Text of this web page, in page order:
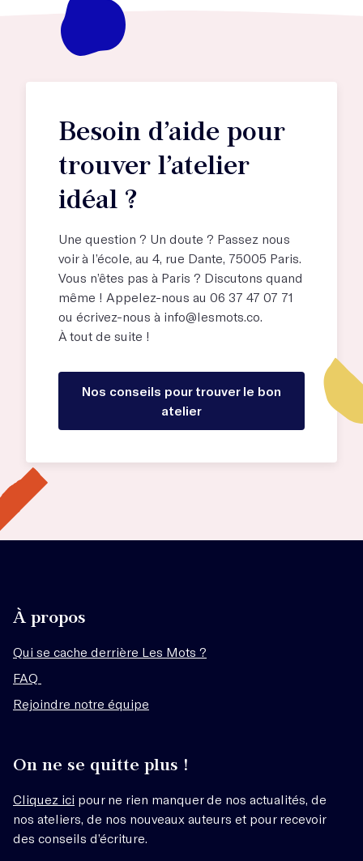
Besoin d’aide pour
trouver l’atelier
idéal ?
Une question ? Un doute ? Passez nous
voir à l’école, au 4, rue Dante, 75005 Paris.
Vous n’êtes pas à Paris ? Discutons quand
même ! Appelez-nous au 06 37 47 07 71
ou écrivez-nous à info@lesmots.co.
À tout de suite !
Nos conseils pour trouver le bon
atelier
À propos
Qui se cache derrière Les Mots ?
FAQ
Rejoindre notre équipe
On ne se quitte plus !
Cliquez ici pour ne rien manquer de nos actualités, de
nos ateliers, de nos nouveaux auteurs et pour recevoir
des conseils d’écriture.